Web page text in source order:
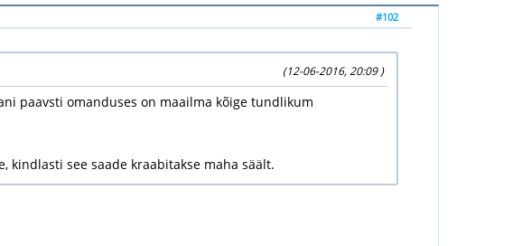
#102
(12-06-2016, 20:09 )
paavsti omanduses on maailma kõige tundlikum
kindlasti see saade kraabitakse maha säält.